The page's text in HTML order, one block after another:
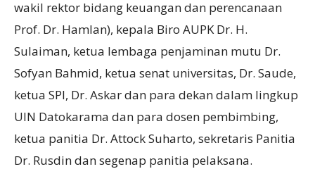
wakil rektor bidang keuangan dan perencanaan
Prof. Dr. Hamlan), kepala Biro AUPK Dr. H.
Sulaiman, ketua lembaga penjaminan mutu Dr.
Sofyan Bahmid, ketua senat universitas, Dr. Saude,
ketua SPI, Dr. Askar dan para dekan dalam lingkup
UIN Datokarama dan para dosen pembimbing,
ketua panitia Dr. Attock Suharto, sekretaris Panitia
Dr. Rusdin dan segenap panitia pelaksana.